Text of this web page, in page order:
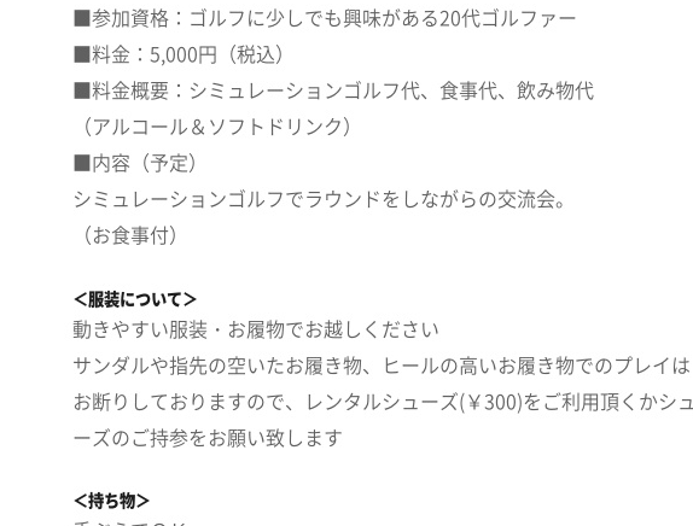
■参加資格：ゴルフに少しでも興味がある20代ゴルファー
■料金：5,000円（税込）
■料金概要：シミュレーションゴルフ代、食事代、飲み物代
（アルコール＆ソフトドリンク）
■内容（予定）
シミュレーションゴルフでラウンドをしながらの交流会。
（お食事付）
＜服装について＞
動きやすい服装・お履物でお越しください
サンダルや指先の空いたお履き物、ヒールの高いお履き物でのプレイは
お断りしておりますので、レンタルシューズ(￥300)をご利用頂くかシュ
ーズのご持参をお願い致します
＜持ち物＞